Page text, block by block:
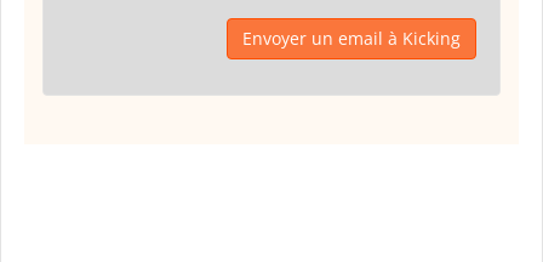
Envoyer un email à Kicking